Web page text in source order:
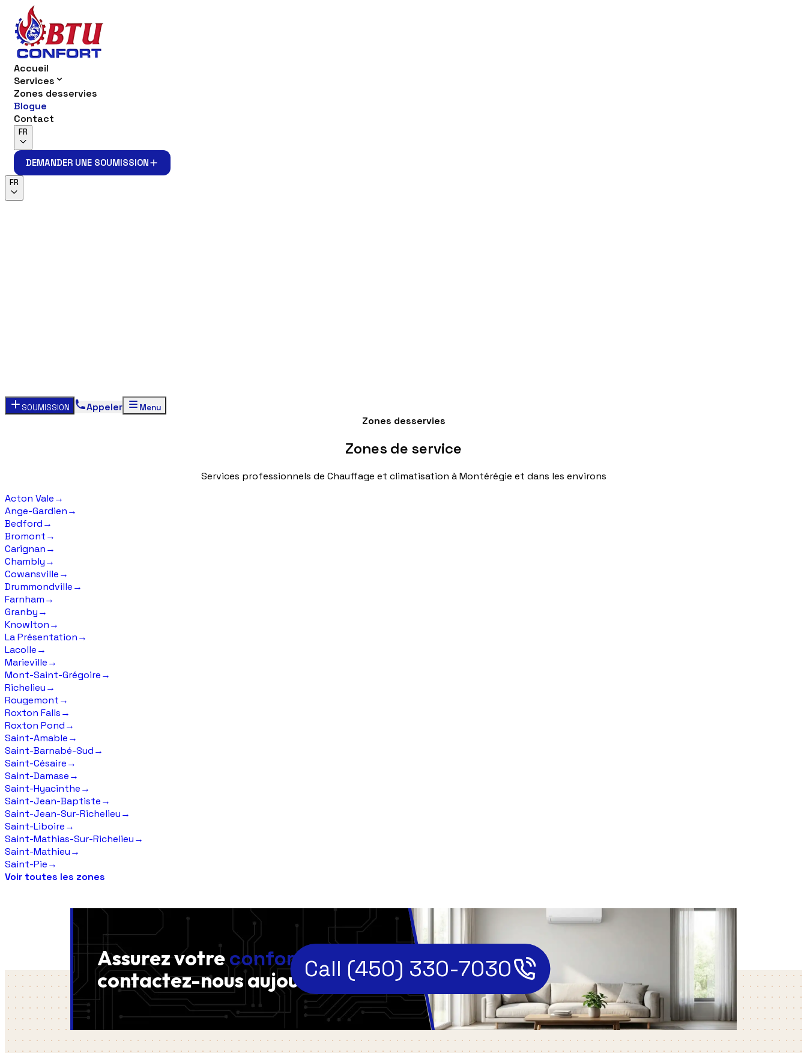
Accueil
Services
Zones desservies
Blogue
Contact
FR
DEMANDER UNE SOUMISSION
DEMANDER UNE SOUMISSION
FR
SOUMISSION Appeler Menu
Zones desservies
Zones de service
Services professionnels de Chauffage et climatisation à Montérégie et dans les environs
Acton Vale→
Ange-Gardien→
Bedford→
Bromont→
Carignan→
Chambly→
Cowansville→
Drummondville→
Farnham→
Granby→
Knowlton→
La Présentation→
Lacolle→
Marieville→
Mont-Saint-Grégoire→
Richelieu→
Rougemont→
Roxton Falls→
Roxton Pond→
Saint-Amable→
Saint-Barnabé-Sud→
Saint-Césaire→
Saint-Damase→
Saint-Hyacinthe→
Saint-Jean-Baptiste→
Saint-Jean-Sur-Richelieu→
Saint-Liboire→
Saint-Mathias-Sur-Richelieu→
Saint-Mathieu→
Saint-Pie→
Voir toutes les zones
Assurez votreconfort ,
contactez-nousaujourd'hui!Call (450) 330-7030